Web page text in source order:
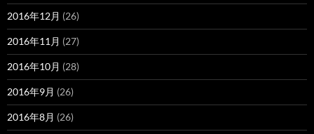
2016年12月 (26)
2016年11月 (27)
2016年10月 (28)
2016年9月 (26)
2016年8月 (26)